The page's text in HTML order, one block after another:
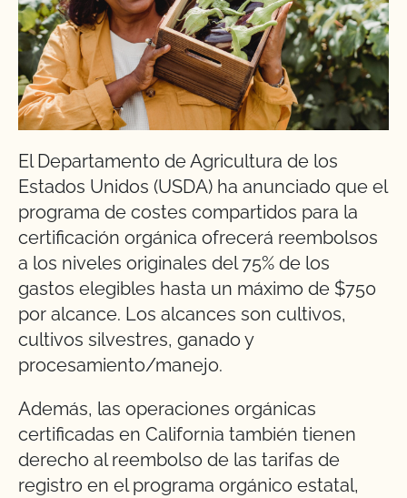
El Departamento de Agricultura de los
Estados Unidos (USDA) ha anunciado que el
programa de costes compartidos para la
certificación orgánica ofrecerá reembolsos
a los niveles originales del 75% de los
gastos elegibles hasta un máximo de $750
por alcance. Los alcances son cultivos,
cultivos silvestres, ganado y
procesamiento/manejo.
Además, las operaciones orgánicas
certificadas en California también tienen
derecho al reembolso de las tarifas de
registro en el programa orgánico estatal,